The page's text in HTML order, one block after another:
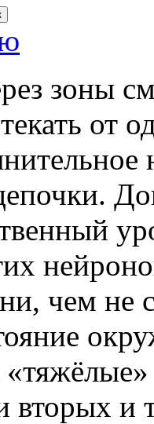
зоны
от
чем не
вторых и